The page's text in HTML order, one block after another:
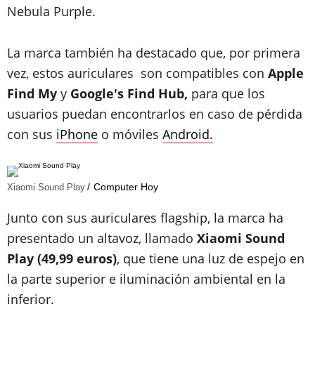
Nebula Purple.
La marca también ha destacado que, por primera
vez, estos auriculares son compatibles con Apple
Find My y Google's Find Hub, para que los
usuarios puedan encontrarlos en caso de pérdida
con sus iPhone o móviles Android.
Xiaomi Sound Play Computer Hoy
Junto con sus auriculares flagship, la marca ha
presentado un altavoz, llamado Xiaomi Sound
Play (49,99 euros), que tiene una luz de espejo en
la parte superior e iluminación ambiental en la
inferior.